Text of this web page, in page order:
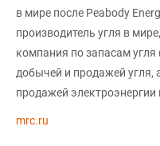
в мире после Peabody
производитель угля в
компания по запасам
добычей и продажей угля,
продажей
mrc.ru